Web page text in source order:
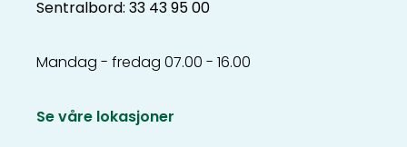
Sentralbord: 33 43 95 00
Mandag - fredag 07.00 - 16.00
Se våre lokasjoner